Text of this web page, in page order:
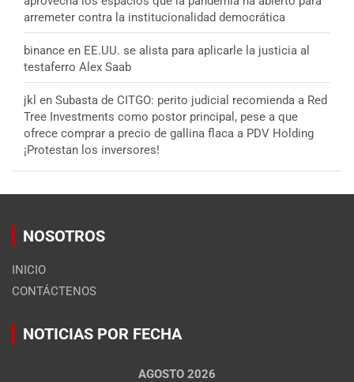
arremeter contra la institucionalidad democrática
binance en EE.UU. se alista para aplicarle la justicia al
testaferro Alex Saab
jkl en Subasta de CITGO: perito judicial recomienda a Red
Tree Investments como postor principal, pese a que
ofrece comprar a precio de gallina flaca a PDV Holding
¡Protestan los inversores!
NOSOTROS
INICIO
CONTÁCTENOS
NOTICIAS POR FECHA
AGOSTO 2026